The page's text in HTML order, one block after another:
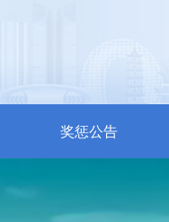
奖惩公告